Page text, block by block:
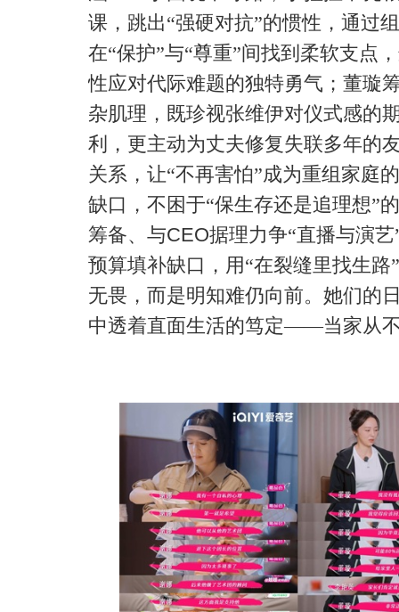
课，跳出“强硬对抗”的惯性，通过
在“保护”与“尊重”间找到柔软支点
性应对代际难题的独特勇气；董璇
杂肌理，既珍视张维伊对仪式感的
利，更主动为丈夫修复失联多年的
关系，让“不再害怕”成为重组家庭
缺口，不困于“保生存还是追理想”
筹备、与CEO据理力争“直播与演
预算填补缺口，用“在裂缝里找生路
无畏，而是明知难仍向前。她们的
中透着直面生活的笃定——当家从